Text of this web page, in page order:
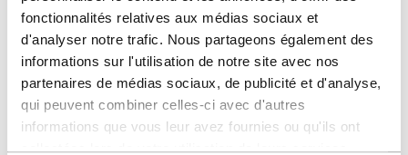
fonctionnalités relatives aux médias sociaux et
d'analyser notre trafic. Nous partageons également des
informations sur l'utilisation de notre site avec nos
partenaires de médias sociaux, de publicité et d'analyse,
qui peuvent combiner celles-ci avec d'autres
informations que vous leur avez fournies ou qu'ils ont
collectées lors de votre utilisation de leurs services.
potentiel. C’est donc un honneur de pouvoir accueillir de
grands noms de la littérature en nos murs et une occasion
privilégiée d’échanges à l’échelle internationale. Je me réjouis
de constater l’impact de cette désignation sur le dynamisme
de notre milieu culturel et littéraire. Et si Québec y parvient,
c’est notamment grâce à la présence de partenaires tels que
vous qui font de notre ville une capitale littéraire